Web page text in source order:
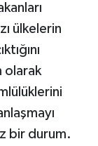
ülkelerin
olarak
bir durum.